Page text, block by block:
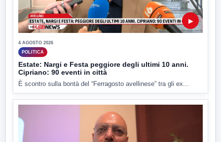
▶
4 AGOSTO 2026
POLITICA
Estate: Nargi e Festa peggiore degli ultimi 10 anni.
Cipriano: 90 eventi in città
È scontro sulla bontà del “Ferragosto avellinese” tra gli ex...